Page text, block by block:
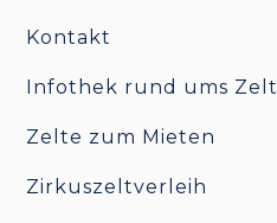
Kontakt
Infothek rund ums Zelt
Zelte zum Mieten
Zirkuszeltverleih